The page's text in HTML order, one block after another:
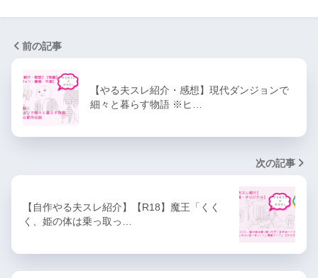
前の記事
【やる夫スレ紹介・感想】現代ダンジョンで
細々と暮らす物語 ※ヒ…
次の記事
【自作やる夫スレ紹介】【R18】魔王「くく
く、姫の体は乗っ取っ…